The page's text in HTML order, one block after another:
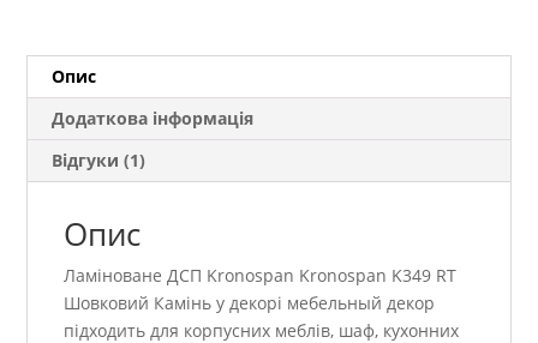
кількість
Опис
Додаткова інформація
Відгуки (1)
Опис
Ламіноване ДСП Kronospan Kronospan K349 RT
Шовковий Камінь у декорі мебельный декор
підходить для корпусних меблів, шаф, кухонних